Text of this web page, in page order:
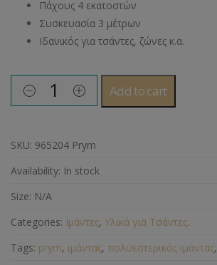
Πάχους 4 εκατοστών
Συσκευασία 3 μέτρων
Ιδανικός για τσάντες, ζώνες κ.α.
Add to cart
SKU: 965204 Prym
Availability: In stock
Size: N/A
Categories: Ιμάντες, Υλικά για Τσάντες.
Tags: prym, ιμάντας, πολυεστερικός ιμάντας,